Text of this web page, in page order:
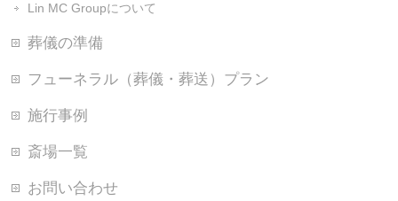
Lin MC Groupについて
葬儀の準備
フューネラル（葬儀・葬送）プラン
施行事例
斎場一覧
お問い合わせ